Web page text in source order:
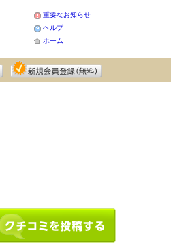
重要なお知らせ
ヘルプ
ホーム